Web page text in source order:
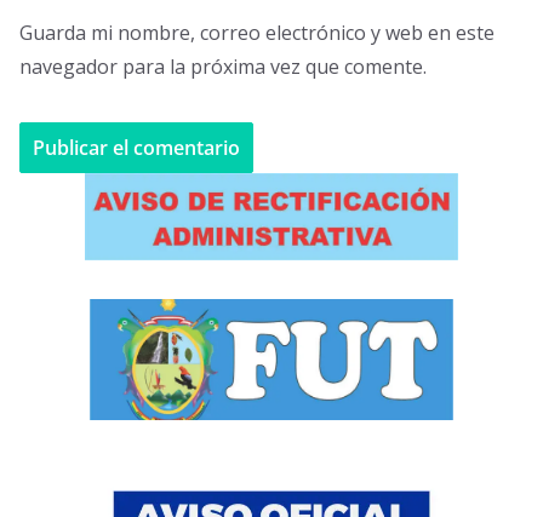
Guarda mi nombre, correo electrónico y web en este
navegador para la próxima vez que comente.